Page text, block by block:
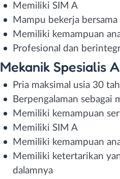
Memiliki SIM A
Mampu bekerja
Memiliki kemampuan
Profesional dan
Mekanik Spesialis
Pria maksimal usia 30
Berpengalaman sebagai
Memiliki kemampuan
Memiliki SIM A
Memiliki kemampuan
Memiliki ketertarikan
dalamnya